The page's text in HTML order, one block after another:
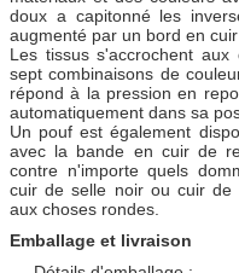
doux a capitonné les
augmenté par un bord en
Les tissus s'accrochent
sept combinaisons de
répond à la pression en
automatiquement dans sa
Un pouf est également
avec la bande en cuir de
contre n'importe quels
cuir de selle noir ou cuir de
aux choses rondes.
Emballage et livraison